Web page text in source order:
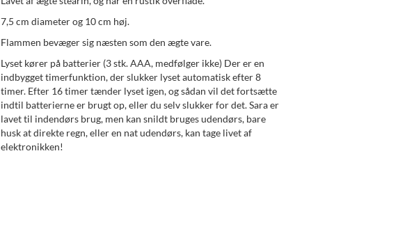
7,5 cm diameter og 10 cm høj.
Flammen bevæger sig næsten som den ægte vare.
Lyset kører på batterier (3 stk. AAA, medfølger ikke) Der er en
indbygget timerfunktion, der slukker lyset automatisk efter 8
timer. Efter 16 timer tænder lyset igen, og sådan vil det fortsætte
indtil batterierne er brugt op, eller du selv slukker for det. Sara er
lavet til indendørs brug, men kan snildt bruges udendørs, bare
husk at direkte regn, eller en nat udendørs, kan tage livet af
elektronikken!